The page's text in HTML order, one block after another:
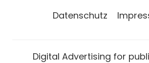
Datenschutz
Digital Advertising for